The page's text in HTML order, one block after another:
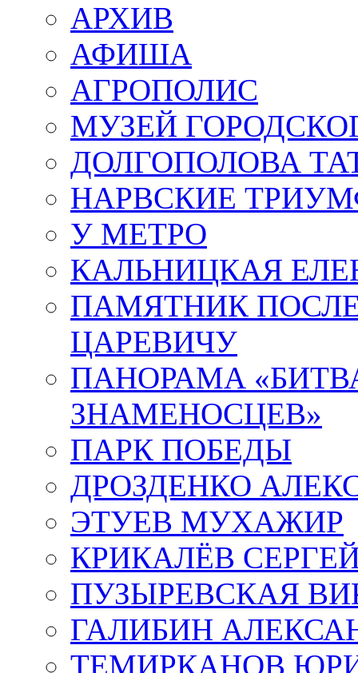
АРХИВ
АФИША
АГРОПОЛИС
МУЗЕЙ
ДОЛГОПОЛОВА
НАРВСКИЕ
У МЕТРО
КАЛЬНИЦКАЯ
ПАМЯТНИК
ЦАРЕВИЧУ
ПАНОРАМА
ЗНАМЕНОСЦЕВ»
ПАРК ПОБЕДЫ
ДРОЗДЕНКО
ЭТУЕВ МУХАЖИР
КРИКАЛЁВ
ПУЗЫРЕВСКАЯ
ГАЛИБИН
ТЕМИРКАНОВ